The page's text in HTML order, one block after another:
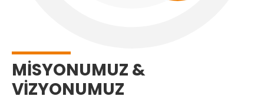
MİSYONUMUZ &
VİZYONUMUZ